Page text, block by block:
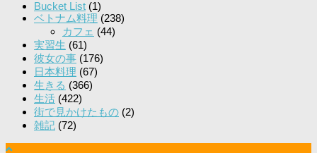
Bucket List (1)
ベトナム料理 (238)
カフェ (44)
実習生 (61)
彼女の事 (176)
日本料理 (67)
生きる (366)
生活 (422)
街で見かけたもの (2)
雑記 (72)